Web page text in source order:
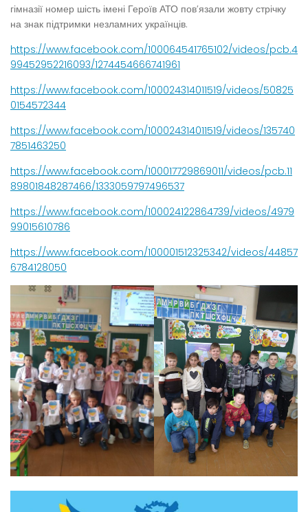
гімназії номер шість імені Героїв АТО пов’язали жовту стрічку
на знак підтримки незламних українців.
https://www.facebook.com/100064541765102/videos/pcb.4
99452952216093/1274454666741961
https://www.facebook.com/100024314011519/videos/50825
0154572344
https://www.facebook.com/100024314011519/videos/135740
7851463250
https://www.facebook.com/100017729869011/videos/pcb.11
89801848287466/1333059797496537
https://www.facebook.com/100024122864739/videos/4979
99015610786
https://www.facebook.com/100001512325342/videos/44857
6784128050